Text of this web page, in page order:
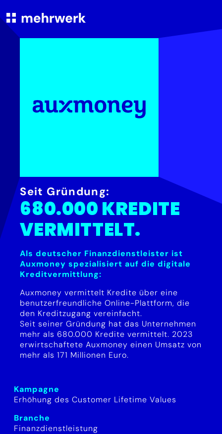
Seit Gründung:
680.000 KREDITE
VERMITTELT.
Als deutscher Finanzdienstleister ist
Auxmoney spezialisiert auf die digitale
Kreditvermittlung:
Auxmoney vermittelt Kredite über eine
benutzerfreundliche Online-Plattform, die
den Kreditzugang vereinfacht.
Seit seiner Gründung hat das Unternehmen
mehr als 680.000 Kredite vermittelt. 2023
erwirtschaftete Auxmoney einen Umsatz von
mehr als 171 Millionen Euro.
Kampagne
Erhöhung des Customer Lifetime Values
Branche
Finanzdienstleistung